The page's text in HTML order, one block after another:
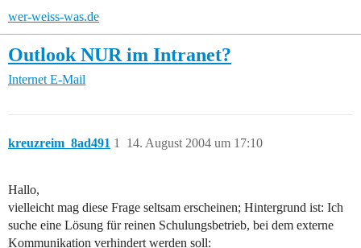
wer-weiss-was.de
Outlook NUR im Intranet?
Internet E-Mail
kreuzreim_8ad491 14. August 2004 um 17:10
1
Hallo,
vielleicht mag diese Frage seltsam erscheinen; Hintergrund ist: Ich
suche eine Lösung für reinen Schulungsbetrieb, bei dem externe
Kommunikation verhindert werden soll: